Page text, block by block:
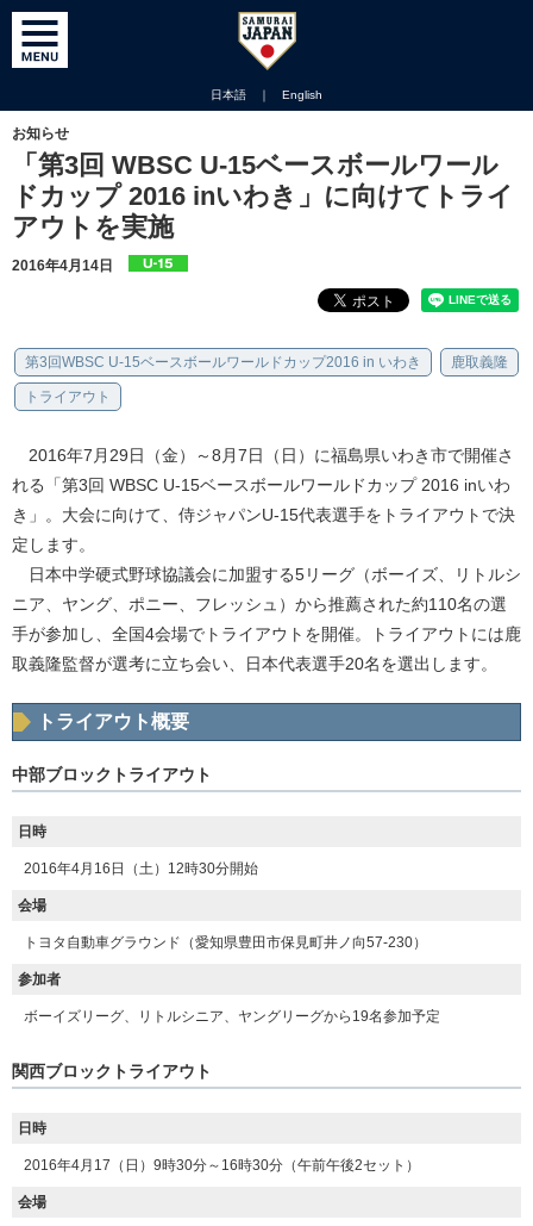
日本語 ｜ English
お知らせ
「第3回 WBSC U-15ベースボールワール
ドカップ 2016 inいわき」に向けてトライ
アウトを実施
2016年4月14日
第3回WBSC U-15ベースボールワールドカップ2016 in いわき 鹿取義隆
トライアウト
2016年7月29日（金）～8月7日（日）に福島県いわき市で開催さ
れる「第3回 WBSC U-15ベースボールワールドカップ 2016 inいわ
き」。大会に向けて、侍ジャパンU-15代表選手をトライアウトで決
定します。
日本中学硬式野球協議会に加盟する5リーグ（ボーイズ、リトルシ
ニア、ヤング、ポニー、フレッシュ）から推薦された約110名の選
手が参加し、全国4会場でトライアウトを開催。トライアウトには鹿
取義隆監督が選考に立ち会い、日本代表選手20名を選出します。
トライアウト概要
中部ブロックトライアウト
日時
2016年4月16日（土）12時30分開始
会場
トヨタ自動車グラウンド（愛知県豊田市保見町井ノ向57-230）
参加者
ボーイズリーグ、リトルシニア、ヤングリーグから19名参加予定
関西ブロックトライアウト
日時
2016年4月17（日）9時30分～16時30分（午前午後2セット）
会場